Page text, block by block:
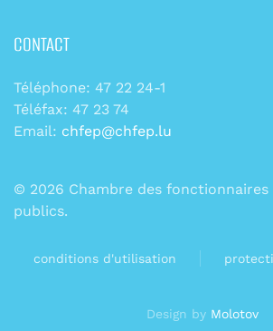
CONTACT
Téléphone: 47 22 24-1
Téléfax: 47 23 74
Email: chfep@chfep.lu
© 2026 Chambre des
publics.
conditions d'utilisation
Design by Molotov